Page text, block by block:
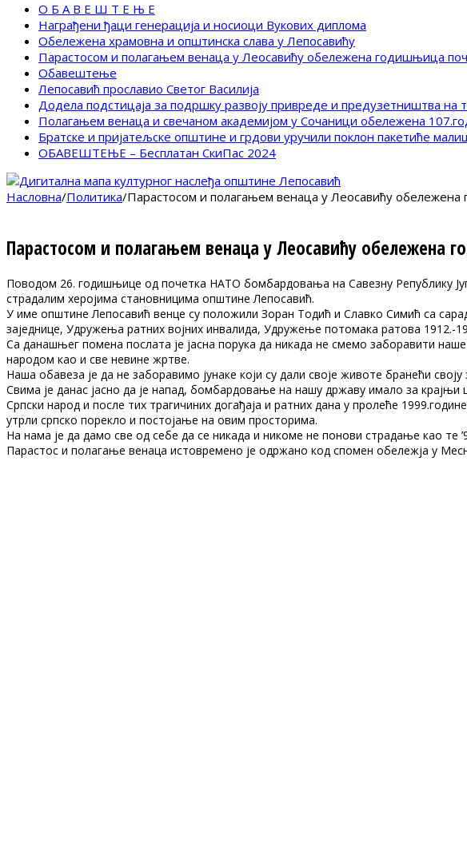
О Б А В Е Ш Т Е Њ Е
Награђени ђаци генерација и носиоци Вукових диплома
Обележена храмовна и општинска слава у Лепосавићу
Парастосом и полагањем венаца у Леосавићу обележена годишњица
Обавештење
Лепосавић прославио Светог Василија
Додела подстицаја за подршку развоју привреде и предузетништва на
Полагањем венаца и свечаном академијом у Сочаници обележена
Братске и пријатељске општине и грдови уручили поклон пакетиће
ОБАВЕШТЕЊЕ – Бесплатан СкиПас 2024
Насловна/Политика/Парастосом и полагањем венаца у Леосавићу
Парастосом и полагањем венаца у Леосавићу обележена
Поводом 26. годишњице од почетка НАТО бомбардовања на Савезну Републику
страдалим херојима становницима општине Лепосавић.
У име општине Лепосавић венце су положили Зоран Тодић и Славко Симић са
заједнице, Удружења ратних војних инвалида, Удружење потомака ратова 1912.-
Са данашњег помена послата је јасна порука да никада не смемо заборавити
народом као и све невине жртве.
Наша обавеза је да не заборавимо јунаке који су дали своје животе бранећи
Свима је данас јасно да је напад, бомбардовање на нашу државу имало за
Српски народ и после тих трагичиних догађаја и ратних дана у пролеће
утрли српско порекло и постојање на овим просторима.
На нама је да дамо све од себе да се никада и никоме не понови страдање као те
Парастос и полагање венаца истовремено је одржано код спомен обележја у